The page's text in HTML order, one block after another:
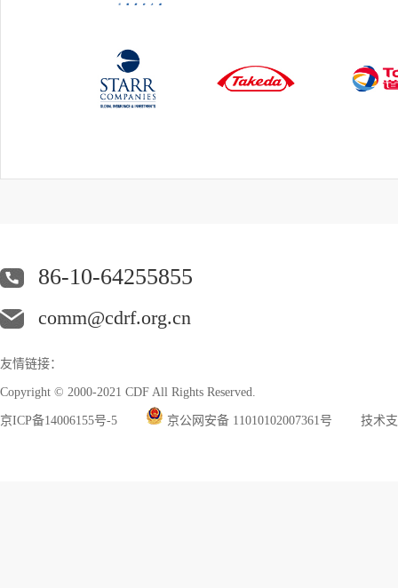
86-10-64255855
comm@cdrf.org.cn
友情链接：
Copyright © 2000-2021 CDF All Rights Reserved.
京ICP备14006155号-5 京公网安备 11010102007361号 技术